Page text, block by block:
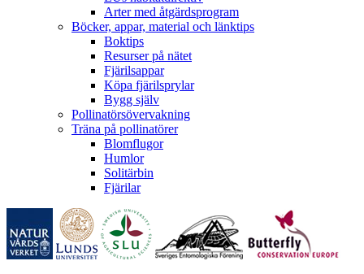
Arter med åtgärdsprogram
Böcker, appar, material och länktips
Boktips
Resurser på nätet
Fjärilsappar
Köpa fjärilsprylar
Bygg själv
Pollinatörsövervakning
Träna på pollinatörer
Blomflugor
Humlor
Solitärbin
Fjärilar